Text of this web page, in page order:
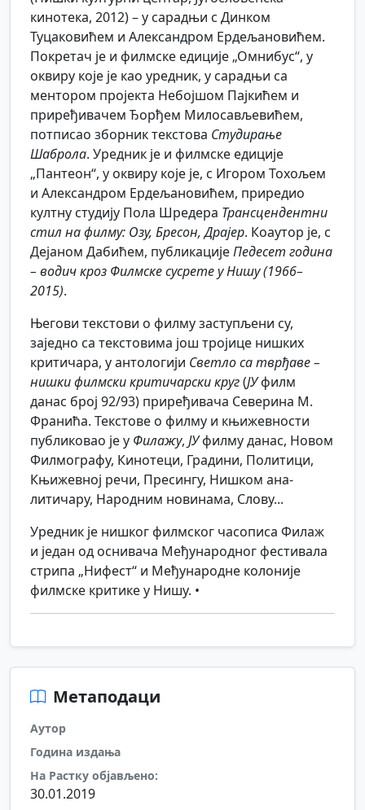
кинотека, 2012) – у сарадњи с Динком
Туцаковићем и Александром Ердељановићем.
Покретач је и филмске едиције „Омнибус“, у
оквиру које је као уредник, у сарадњи са
ментором пројекта Небојшом Пајкићем и
приређивачем Ђорђем Милосављевићем,
потписао зборник текстова Студирање
Шаброла. Уредник је и филмске едиције
„Пантеон“, у оквиру које је, с Игором Тохољем
и Александром Ердељановићем, приредио
култну студију Пола Шредера Трансцендентни
стил на филму: Озу, Бресон, Драјер. Коаутор је, с
Дејаном Дабићем, публикацијеПедесет година
– водич кроз Филмске сусрете у Нишу (1966–
2015).
Његови текстови о филму заступљени су,
заједно са текстовима још тројице нишких
критичара, у антологији Светло са тврђаве –
нишки филмски критичарски круг(ЈУфилм
данас број 92/93) приређивача Северина М.
Франића. Текстове о филму и књижевности
публиковао је у Филажу, ЈУфилму данас, Новом
Филмографу, Кинотеци, Градини, Политици,
Књижевној речи, Пресингу, Нишком ана­
литичару, Народним новинама, Слову...
Уредник је нишког филмског часописа Филаж
и један од оснивача Међународног фестивала
стрипа „Нифест“ и Међународне колоније
филмске критике у Нишу. •
Метаподаци
Аутор
Година издања
На Растку објављено:
30.01.2019